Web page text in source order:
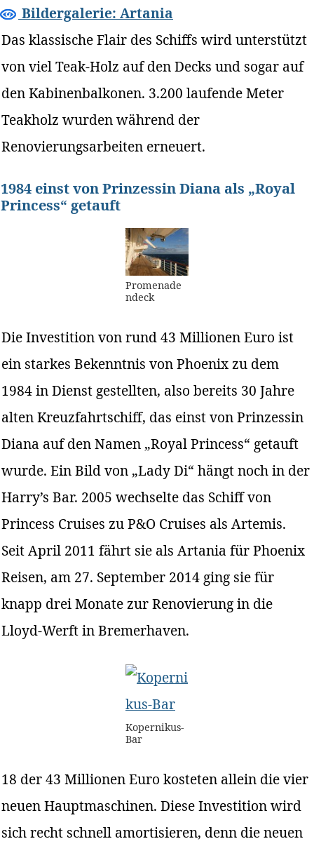
Bildergalerie: Artania
Das klassische Flair des Schiffs wird unterstützt
von viel Teak-Holz auf den Decks und sogar auf
den Kabinenbalkonen. 3.200 laufende Meter
Teakholz wurden während der
Renovierungsarbeiten erneuert.
1984 einst von Prinzessin Diana als „Royal
Princess“ getauft
Promenade
ndeck
Die Investition von rund 43 Millionen Euro ist
ein starkes Bekenntnis von Phoenix zu dem
1984 in Dienst gestellten, also bereits 30 Jahre
alten Kreuzfahrtschiff, das einst von Prinzessin
Diana auf den Namen „Royal Princess“ getauft
wurde. Ein Bild von „Lady Di“ hängt noch in der
Harry’s Bar. 2005 wechselte das Schiff von
Princess Cruises zu P&O Cruises als Artemis.
Seit April 2011 fährt sie als Artania für Phoenix
Reisen, am 27. September 2014 ging sie für
knapp drei Monate zur Renovierung in die
Lloyd-Werft in Bremerhaven.
Kopernikus-
Bar
18 der 43 Millionen Euro kosteten allein die vier
neuen Hauptmaschinen. Diese Investition wird
sich recht schnell amortisieren, denn die neuen